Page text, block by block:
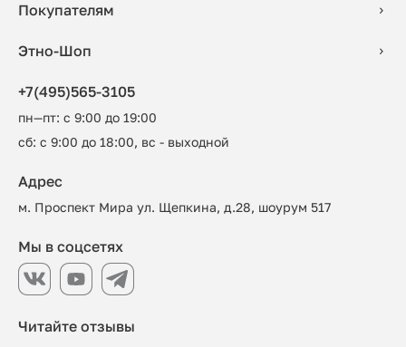
Покупателям
Этно-Шоп
+7(495)565-3105
пн—пт: с 9:00 до 19:00
сб: с 9:00 до 18:00, вс - выходной
Читайте отзывы
Адрес
м. Проспект Мира ул. Щепкина, д.28, шоурум 517
Мы в соцсетях